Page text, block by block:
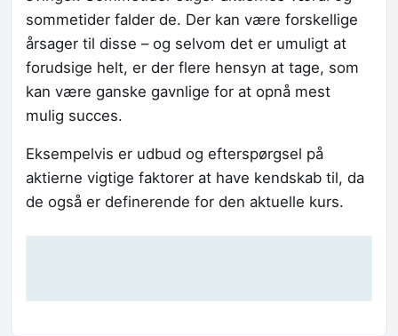
sommetider falder de. Der kan være forskellige
årsager til disse – og selvom det er umuligt at
forudsige helt, er der flere hensyn at tage, som
kan være ganske gavnlige for at opnå mest
mulig succes.
Eksempelvis er udbud og efterspørgsel på
aktierne vigtige faktorer at have kendskab til, da
de også er definerende for den aktuelle kurs.